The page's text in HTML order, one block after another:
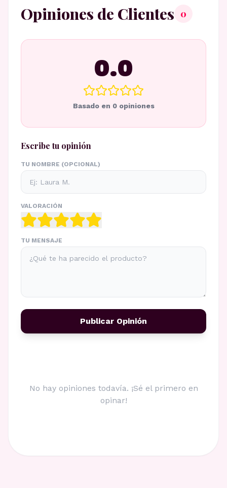
Opiniones de Clientes 0
0.0
Basado en 0opiniones
Escribe tu opinión
TU NOMBRE (OPCIONAL)
VALORACIÓN
TU MENSAJE
Publicar Opinión
No hay opiniones todavía. ¡Sé el primero en
opinar!